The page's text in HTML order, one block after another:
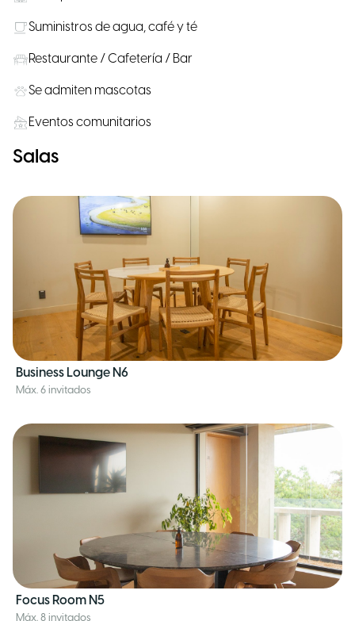
Suministros de agua, café y té
Restaurante / Cafetería / Bar
Se admiten mascotas
Eventos comunitarios
Salas
Business Lounge N6
Máx. 6 invitados
Focus Room N5
Máx. 8 invitados